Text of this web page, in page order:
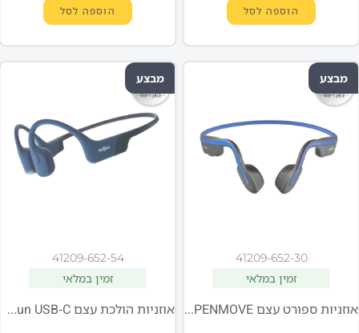
הוספה לסל הוספה לסל
מבצע
41209-652-30
זמין במלאי
אוזניות ספורט עצם SHOKZ OPENMOVE צבע כחול
מבצע
41209-652-54
זמין במלאי
אוזניות הולכת עצם Shokz OpenRun USB-C כחול